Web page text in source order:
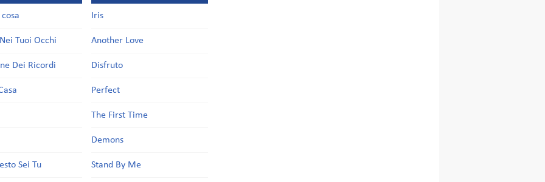
Tuoi Occhi
Dei Ricordi
Sei Tu
Iris
Another Love
Disfruto
Perfect
The First Time
Demons
Stand By Me